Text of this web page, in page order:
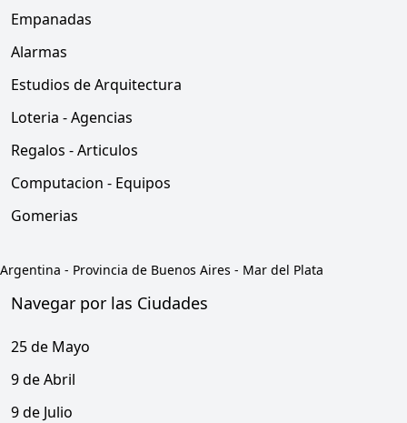
Empanadas
Alarmas
Estudios de Arquitectura
Loteria - Agencias
Regalos - Articulos
Computacion - Equipos
Gomerias
Argentina - Provincia de Buenos Aires - Mar del Plata
Navegar por las Ciudades
25 de Mayo
9 de Abril
9 de Julio